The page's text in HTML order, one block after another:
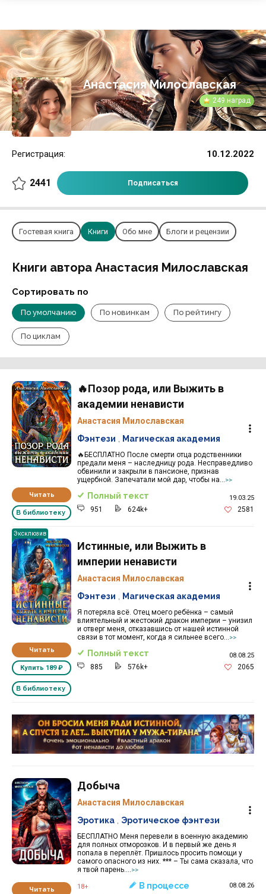
Анастасия Милославская
249 наград
10.12.2022
Регистрация:
2441 Подписаться
Гостевая книга Книги Обо мне Блоги и рецензии
Книги автора Анастасия Милославская
Сортировать по
По умолчанию По новинкам По рейтингу
По циклам
Читать
В библиотеку
🔥Позор рода, или Выжить в
академии ненависти
Анастасия Милославская
🔥БЕСПЛАТНО После смерти отца родственники
предали меня – наследницу рода. Несправедливо
обвинили и закрыли в пансионе, признав
ущербной. Запечатали мой дар, чтобы на...>>
Фэнтези Магическая академия
Полный текст 19.03.25
951 624k+ 2581
Эксклюзив
Читать
Купить 189 ₽
В библиотеку
Истинные, или Выжить в
империи ненависти
Анастасия Милославская
Я потеряла всё. Отец моего ребёнка – самый
влиятельный и жестокий дракон империи – унизил
и отверг меня, отказавшись от нашей истинной
связи в тот момент, когда я сильнее всего...>>
Фэнтези Магическая академия
Полный текст 08.08.25
885 576k+ 2065
Реклама 16+ АО «ЛитГород»
Читать
Добыча
Анастасия Милославская
БЕСПЛАТНО Меня перевели в военную академию
для полных отморозков. И в первый же день я
попала в переплёт. Пришлось просить помощи у
самого опасного из них. *** – Ты сама сказала, что
я твой парень....
>>
Эротика Эротическое фэнтези
18+ В процессе 08.08.26